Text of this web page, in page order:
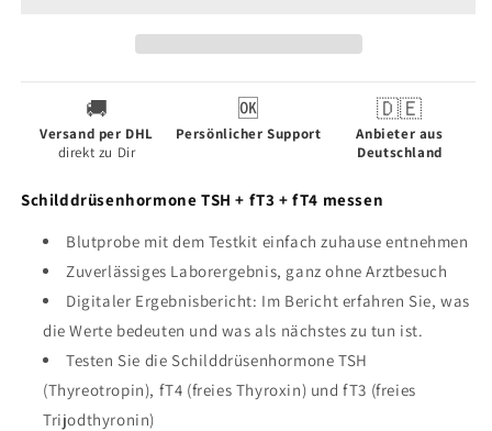
🚚
Versand per DHL
direkt zu Dir
🆗
Persönlicher Support
🇩🇪
Anbieter aus
Deutschland
Schilddrüsenhormone TSH + fT3 + fT4 messen
Blutprobe mit dem Testkit einfach zuhause entnehmen
Zuverlässiges Laborergebnis, ganz ohne Arztbesuch
Digitaler Ergebnisbericht: Im Bericht erfahren Sie, was
die Werte bedeuten und was als nächstes zu tun ist.
Testen Sie die Schilddrüsenhormone TSH
(Thyreotropin), fT4 (freies Thyroxin) und fT3 (freies
Trijodthyronin)